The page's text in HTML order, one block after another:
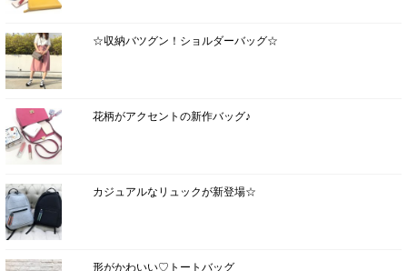
☆収納バツグン！ショルダーバッグ☆
花柄がアクセントの新作バッグ♪
カジュアルなリュックが新登場☆
形がかわいい♡トートバッグ